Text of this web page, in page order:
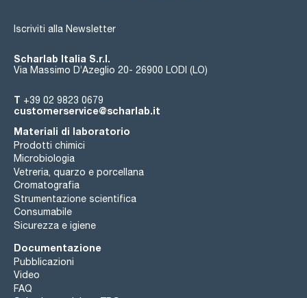
Iscriviti alla Newsletter
Scharlab Italia S.r.l.
Via Massimo D’Azeglio 20- 26900 LODI (LO)
T +39 02 9823 0679
customerservice@scharlab.it
Materiali di laboratorio
Prodotti chimici
Microbiologia
Vetreria, quarzo e porcellana
Cromatografia
Strumentazione scientifica
Consumabile
Sicurezza e igiene
Documentazione
Pubblicazioni
Video
FAQ